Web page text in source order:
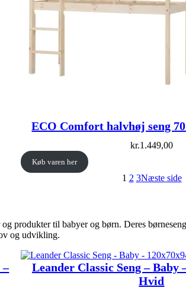
ECO Comfort halvhøj seng
kr.1.449,00
Køb varen her
1 2 3Næste side
produkter til babyer og børn. Deres
og udvikling.
–
Leander Classic Seng – Baby
Hvid